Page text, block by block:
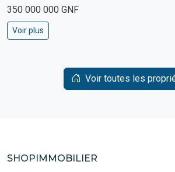
350 000 000 GNF
Voir plus
Voir toutes les
SHOPIMMOBILIER